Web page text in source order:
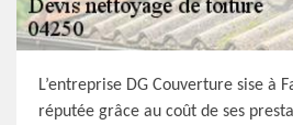
L’entreprise DG Couverture sise à
réputée grâce au coût de ses